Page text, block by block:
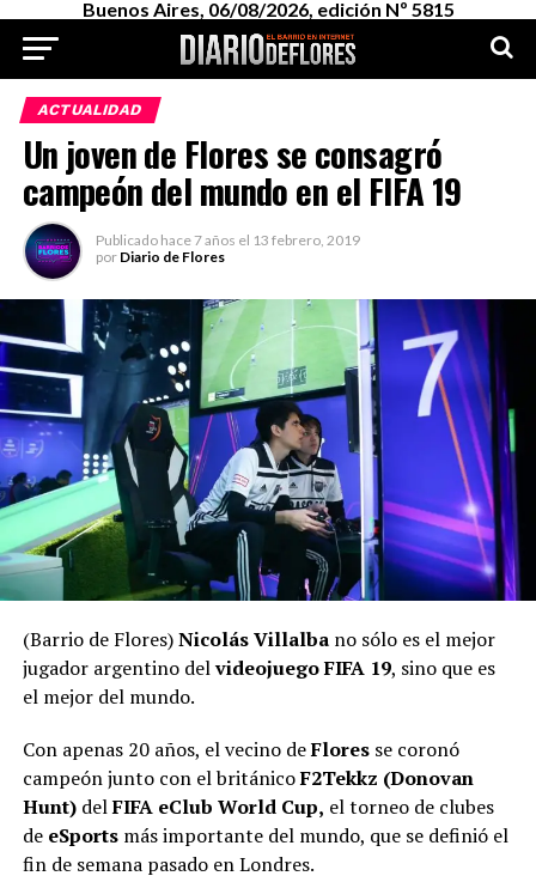
Buenos Aires, 06/08/2026, edición Nº 5815
ACTUALIDAD
Un joven de Flores se consagró
campeón del mundo en el FIFA 19
Publicado hace 7 años el 13 febrero, 2019
por Diario de Flores
(Barrio de Flores)Nicolás Villalbano sólo es el mejor
jugador argentino delvideojuego FIFA 19, sino que es
el mejor del mundo.
Con apenas 20 años, el vecino deFloresse coronó
campeón junto con el británicoF2Tekkz (Donovan
Hunt)delFIFA eClub World Cup, el torneo de clubes
deeSportsmás importante del mundo, que se definió el
fin de semana pasado en Londres.